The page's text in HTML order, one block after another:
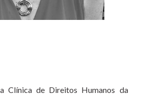
Clínica de Direitos Humanos da